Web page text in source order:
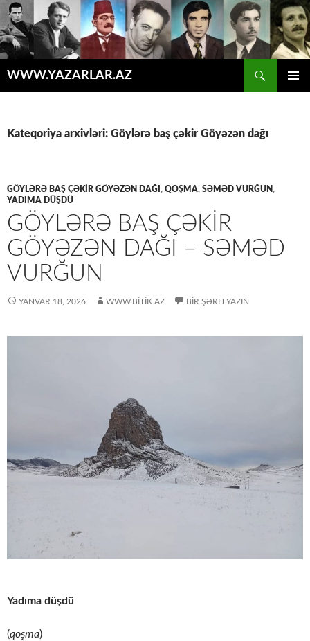
WWW.YAZARLAR.AZ
Kateqoriya arxivləri: Göylərə baş çəkir Göyəzən dağı
GÖYLƏRƏ BAŞ ÇƏKIR GÖYƏZƏN DAĞI , QOŞMA, SƏMƏD VURĞUN,
YADIMA DÜŞDÜ
GÖYLƏRƏ BAŞ ÇƏKIR
GÖYƏZƏN DAĞI – SƏMƏD
VURĞUN
YANVAR 18, 2026 WWW.BITIK.AZ BIR ŞƏRH YAZIN
Yadıma düşdü
(qoşma)